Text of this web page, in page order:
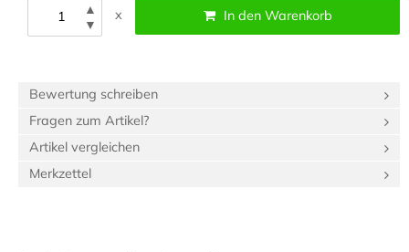
▲
▼
x In den Warenkorb
Bewertung schreiben
Fragen zum Artikel?
Artikel vergleichen
Merkzettel